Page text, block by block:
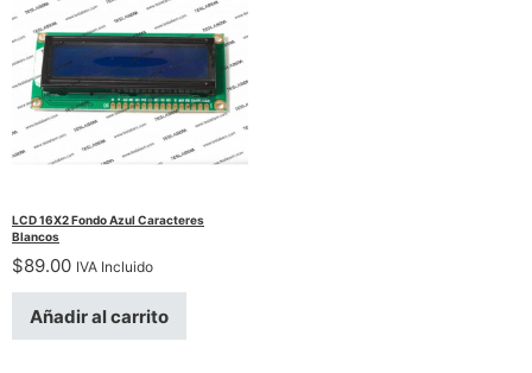
LCD 16X2 Fondo Azul Caracteres
Blancos
$89.00 IVA Incluido
Añadir al carrito